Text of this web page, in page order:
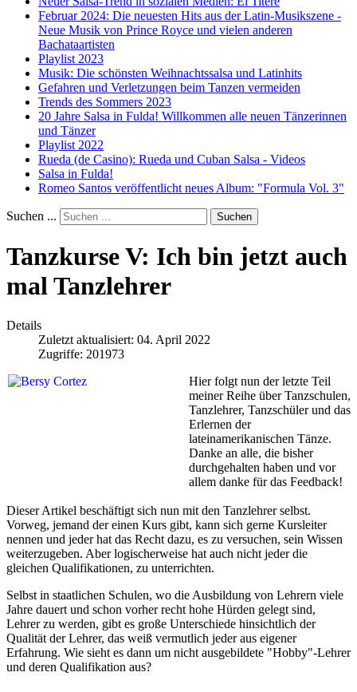
Februar 2024: Die neuesten Hits aus der Latin-Musikszene -
Neue Musik von Prince Royce und vielen anderen
Bachataartisten
Playlist 2023
Musik: Die schönsten Weihnachtssalsa und Latinhits
Gefahren und Verletzungen beim Tanzen vermeiden
Trends des Sommers 2023
20 Jahre Salsa in Fulda! Willkommen alle neuen Tänzerinnen
und Tänzer
Playlist 2022
Rueda (de Casino): Rueda und Cuban Salsa - Videos
Salsa in Fulda!
Romeo Santos veröffentlicht neues Album: "Formula Vol. 3"
Suchen ... Suchen
Tanzkurse V: Ich bin jetzt auch
mal Tanzlehrer
Details
Zuletzt aktualisiert: 04. April 2022
Zugriffe: 201973
Hier folgt nun der letzte Teil
meiner Reihe über Tanzschulen,
Tanzlehrer, Tanzschüler und das
Erlernen der
lateinamerikanischen Tänze.
Danke an alle, die bisher
durchgehalten haben und vor
allem danke für das Feedback!
Dieser Artikel beschäftigt sich nun mit den Tanzlehrer selbst.
Vorweg, jemand der einen Kurs gibt, kann sich gerne Kursleiter
nennen und jeder hat das Recht dazu, es zu versuchen, sein Wissen
weiterzugeben. Aber logischerweise hat auch nicht jeder die
gleichen Qualifikationen, zu unterrichten.
Selbst in staatlichen Schulen, wo die Ausbildung von Lehrern viele
Jahre dauert und schon vorher recht hohe Hürden gelegt sind,
Lehrer zu werden, gibt es große Unterschiede hinsichtlich der
Qualität der Lehrer, das weiß vermutlich jeder aus eigener
Erfahrung. Wie sieht es dann um nicht ausgebildete "Hobby"-Lehrer
und deren Qualifikation aus?